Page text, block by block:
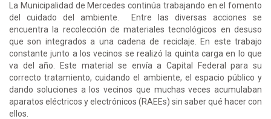
La Municipalidad de Mercedes continúa trabajando en el fomento
del cuidado del ambiente. Entre las diversas acciones se
encuentra la recolección de materiales tecnológicos en desuso
que son integrados a una cadena de reciclaje. En este trabajo
constante junto a los vecinos se realizó la quinta carga en lo que
va del año. Este material se envía a Capital Federal para su
correcto tratamiento, cuidando el ambiente, el espacio público y
dando soluciones a los vecinos que muchas veces acumulaban
aparatos eléctricos y electrónicos (RAEEs) sin saber qué hacer con
ellos.